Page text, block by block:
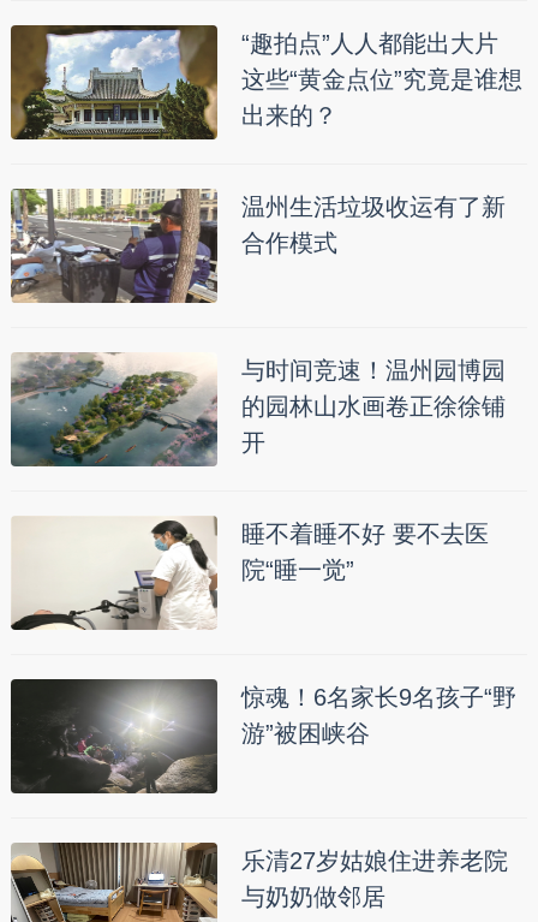
“趣拍点”人人都能出大片
这些“黄金点位”究竟是谁想
出来的？
温州生活垃圾收运有了新
合作模式
与时间竞速！温州园博园
的园林山水画卷正徐徐铺
开
睡不着睡不好 要不去医
院“睡一觉”
惊魂！6名家长9名孩子“野
游”被困峡谷
乐清27岁姑娘住进养老院
与奶奶做邻居